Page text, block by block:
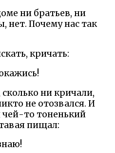
ни братьев, ни
нет. Почему нас так
кричать:
ни кричали,
не отозвался. И
то тоненький
пищал: